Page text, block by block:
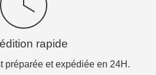
rapide
préparée et expédiée en 24H.